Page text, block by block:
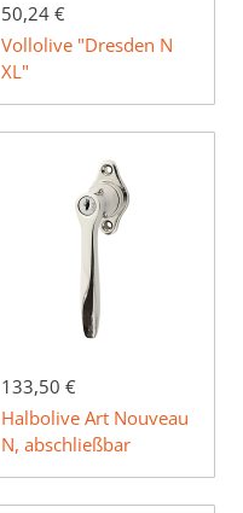
50,24 €
Vollolive "Dresden N
XL"
133,50 €
Halbolive Art Nouveau
N, abschließbar